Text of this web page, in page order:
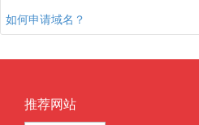
如何申请域名？
推荐网站